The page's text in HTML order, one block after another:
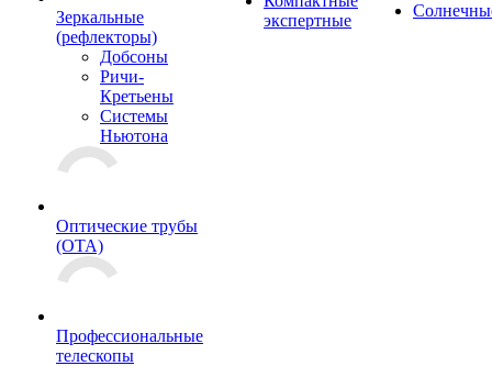
Зеркальные
(рефлекторы)
Добсоны
Ричи-
Кретьены
Системы
Ньютона
Оптические трубы
(OTA)
Профессиональные
телескопы
экспертные